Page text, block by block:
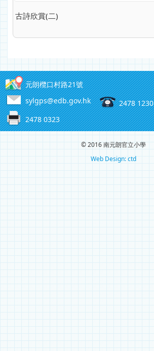
古詩欣賞(二)
元朗欖口村路21號
sylgps@edb.gov.hk
2478 1230
2478 0323
© 2016 南元朗官立小學
Web Design: ctd